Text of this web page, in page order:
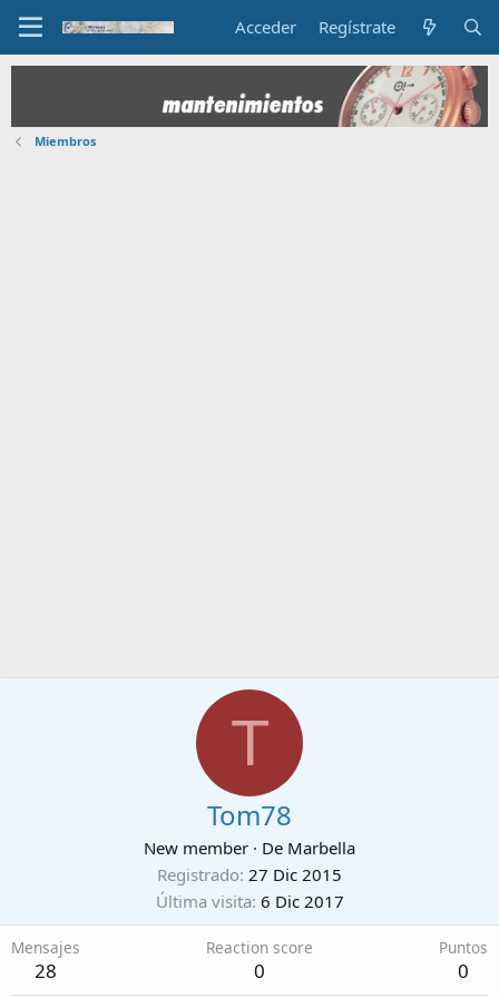
Acceder Regístrate
Miembros
T
Tom78
New member · De Marbella
Registrado 27 Dic 2015
Última visita 6 Dic 2017
Mensajes
28
Reaction score
0
Puntos
0